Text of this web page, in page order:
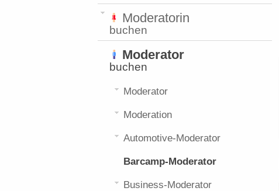
Moderatorin
buchen
Moderator
buchen
Moderator
Moderation
Automotive-Moderator
Barcamp-Moderator
Business-Moderator